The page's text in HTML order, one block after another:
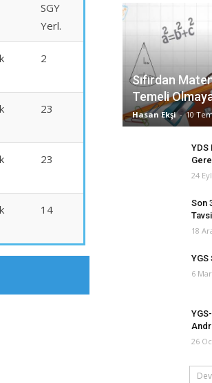
SGY
Yerl.
2
23
23
14
Sıfırdan
Temeli
Hasan Ekşi - 10
YDS
24
Son
18
YGS
6
26